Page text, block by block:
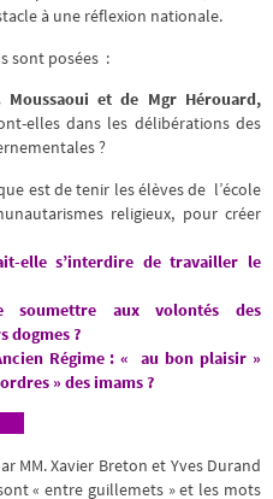
à une réflexion nationale.
sont posées :
et de Mgr Hérouard,
elles dans les délibérations des
?
est de tenir les élèves de l’école
religieux, pour créer
elle s’interdire de travailler le
aux volontés des
dogmes ?
Régime : « au bon plaisir »
» des imams ?
MM. Xavier Breton et Yves Durand
« entre guillemets » et les mots